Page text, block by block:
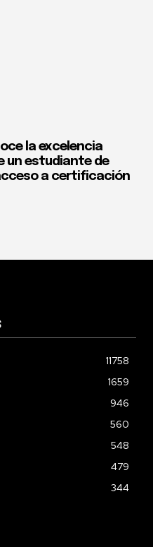
la excelencia
un estudiante de
a certificación
11758
1659
946
560
548
479
344